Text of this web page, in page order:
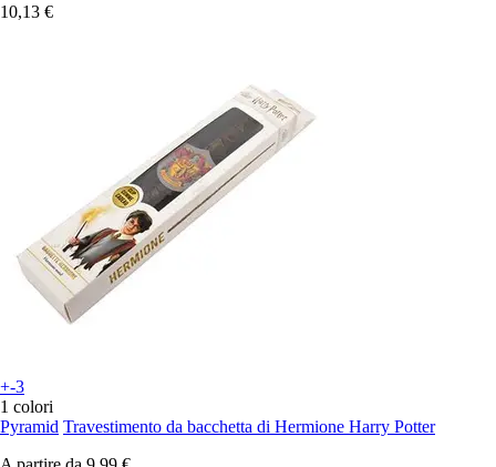
10,13 €
+-3
1 colori
Pyramid Travestimento da bacchetta di Hermione Harry Potter